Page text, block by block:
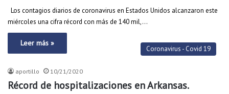
Los contagios diarios de coronavirus en Estados Unidos alcanzaron este
miércoles una cifra récord con más de 140 mil,…
Leer más »
Coronavirus - Covid 19
aportillo 10/21/2020
Récord de hospitalizaciones en Arkansas.